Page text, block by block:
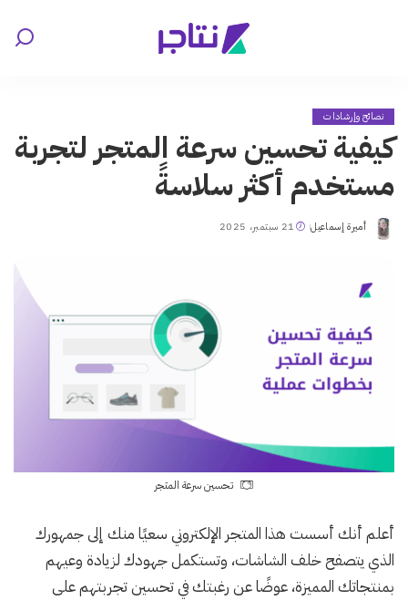
نصائح وإرشادات
كيفية تحسين سرعة المتجر لتجربة
مستخدم أكثر سلاسةً
Posted
أميرة إسماعيل 21 سبتمبر، 2025
تحسين سرعة المتجر
أعلم أنك أسست هذا المتجر الإلكتروني سعيًا منك إلى جمهورك
الذي يتصفح خلف الشاشات، وتستكمل جهودك لزيادة وعيهم
بمنتجاتك المميزة، عوضًا عن رغبتك في تحسين تجربتهم على